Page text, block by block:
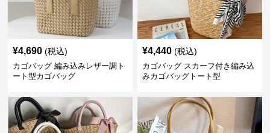
¥4,690 (税込)
カゴバッグ 編み込みレザー調ト
ート型カゴバッグ
¥4,440 (税込)
カゴバッグ スカーフ付き編み込
みカゴバッグトート型